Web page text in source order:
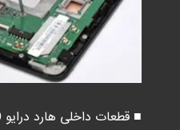
■ قطعات داخلی هارد درایو HDD